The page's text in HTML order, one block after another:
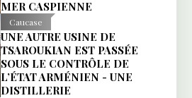
MER CASPIENNE
Caucase
UNE AUTRE USINE DE
TSAROUKIAN EST PASSÉE
SOUS LE CONTRÔLE DE
L’ÉTAT ARMÉNIEN - UNE
DISTILLERIE